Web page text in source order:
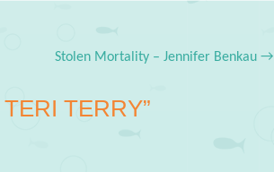
Stolen Mortality – Jennifer Benkau→
TERRY”